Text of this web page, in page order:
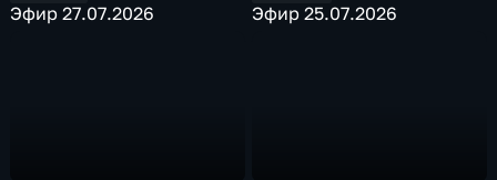
Эфир 27.07.2026
Эфир 25.07.2026